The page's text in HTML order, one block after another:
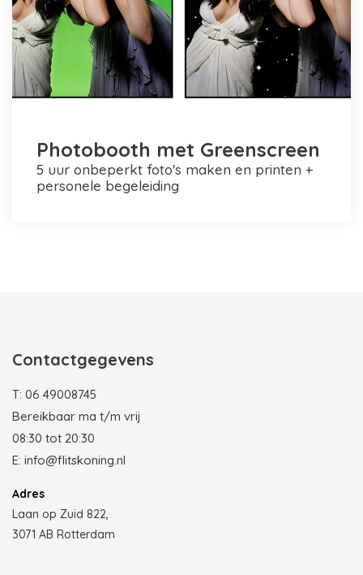
Photobooth met Greenscreen
5 uur onbeperkt foto's maken en printen +
personele begeleiding
Contactgegevens
T: 06 49008745
Bereikbaar ma t/m vrij
08:30 tot 20:30
E: info@flitskoning.nl
Adres
Laan op Zuid 822,
3071 AB Rotterdam